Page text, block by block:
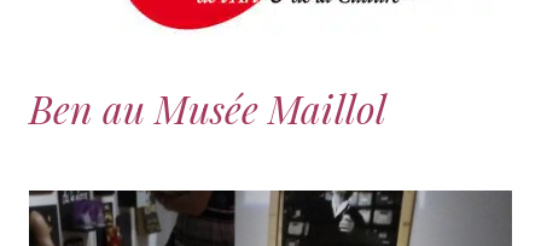
ItArtBag
Ben au Musée Maillol